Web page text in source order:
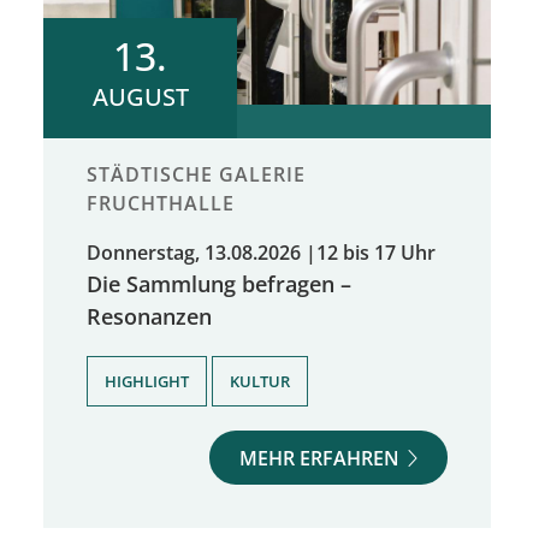
13.
AUGUST
STÄDTISCHE GALERIE
FRUCHTHALLE
Donnerstag, 13.08.2026 | 12 bis 17 Uhr
Die Sammlung befragen –
Resonanzen
HIGHLIGHT KULTUR
MEHR ERFAHREN